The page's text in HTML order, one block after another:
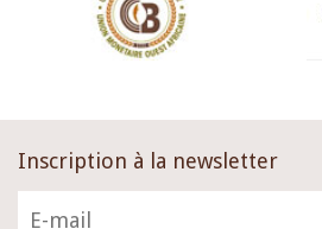
Inscription à la newsletter